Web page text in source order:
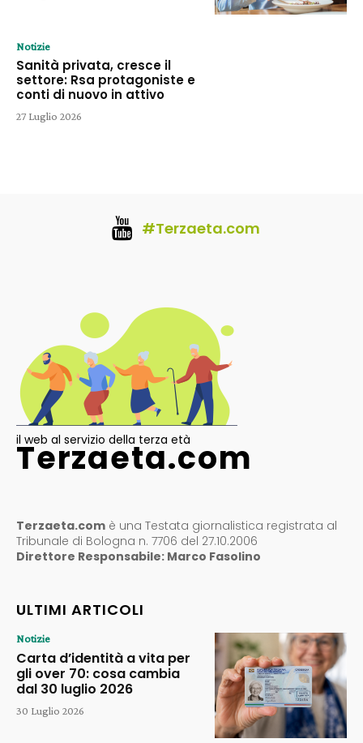
Notizie
Sanità privata, cresce il
settore: Rsa protagoniste e
conti di nuovo in attivo
27 Luglio 2026
#Terzaeta.com
il web al servizio della terza età
Terzaeta.com
Terzaeta.com è una Testata giornalistica registrata al
Tribunale di Bologna n. 7706 del 27.10.2006
Direttore Responsabile: Marco Fasolino
ULTIMI ARTICOLI
Notizie
Carta d’identità a vita per
gli over 70: cosa cambia
dal 30 luglio 2026
30 Luglio 2026